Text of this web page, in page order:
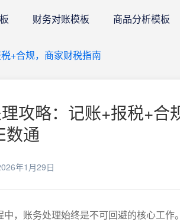
财务对账模板 商品分析模板
+合规，商家财税指南
攻略：记账+报税+合
数通
年1月29日
中，账务处理始终是不可回避的核心工